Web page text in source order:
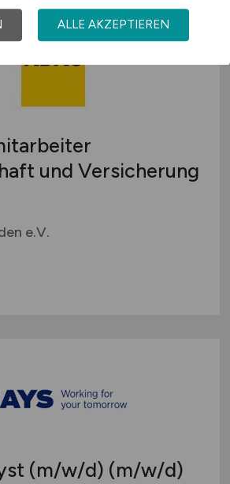
und Versicherung
e.V.
(m/w/d) (m/w/d)
ALLE AKZEPTIEREN